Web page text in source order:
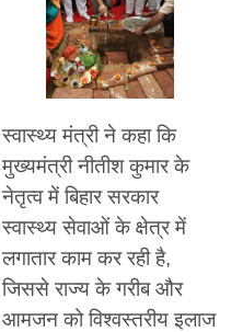
स्वास्थ्य मंत्री ने कहा कि
मुख्यमंत्री नीतीश कुमार के
नेतृत्व में बिहार सरकार
स्वास्थ्य सेवाओं के क्षेत्र में
लगातार काम कर रही है,
जिससे राज्य के गरीब और
आमजन को विश्वस्तरीय इलाज